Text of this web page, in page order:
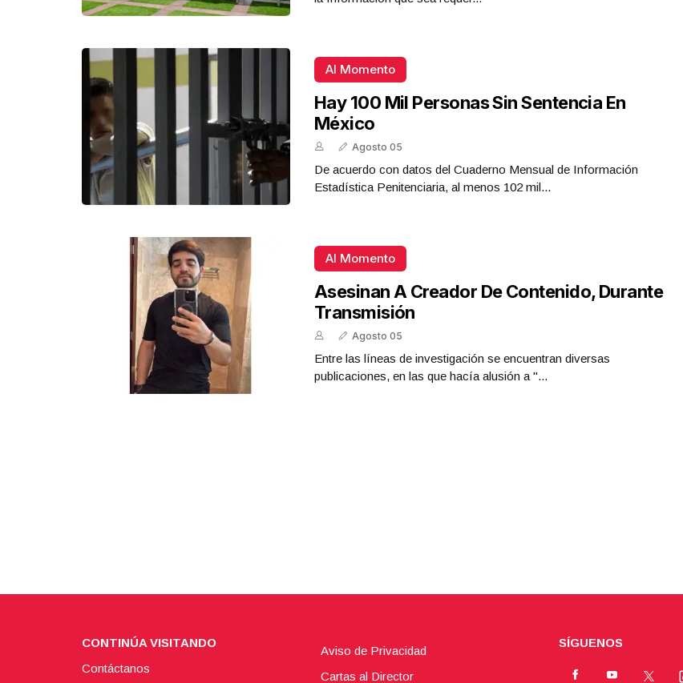
Al Momento
Hay 100 Mil Personas Sin Sentencia En
México
Agosto 05
De acuerdo con datos del Cuaderno Mensual de Información
Estadística Penitenciaria, al menos 102 mil...
Al Momento
Asesinan A Creador De Contenido, Durante
Transmisión
Agosto 05
Entre las líneas de investigación se encuentran diversas
publicaciones, en las que hacía alusión a "...
REPORTE4 | 03 10 2025 con Rodolfo Flores
REPORTE4 | 03 10 2025 con Rodolfo Flores
Octubre 03 l 10 Visitas
CONTINÚA VISITANDO
Contáctanos
Aviso de Privacidad
Cartas al Director
SÍGUENOS